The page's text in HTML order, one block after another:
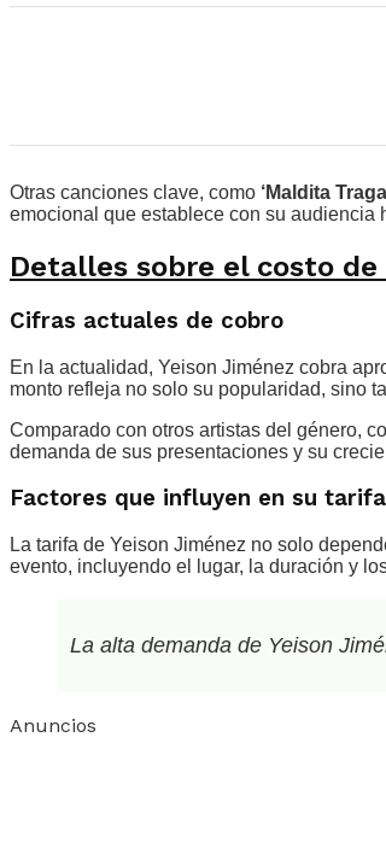
Otras canciones clave, como ‘Maldita
emocional que establece con su audiencia
Detalles sobre el costo
Cifras actuales de cobro
En la actualidad, Yeison Jiménez cobra
monto refleja no solo su popularidad, sino
Comparado con otros artistas del género,
demanda de sus presentaciones y su
Factores que influyen en su tarifa
La tarifa de Yeison Jiménez no solo
evento, incluyendo el lugar, la duración y
La alta demanda de Yeison
Anuncios